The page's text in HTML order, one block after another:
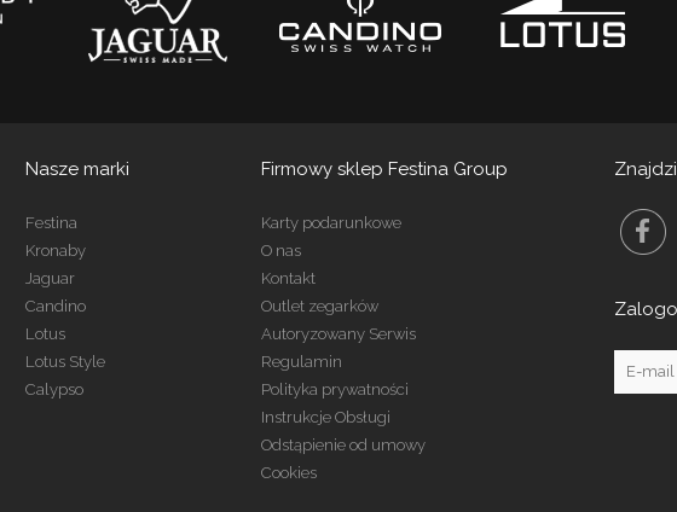
Nasze marki
Festina
Kronaby
Jaguar
Candino
Lotus
Lotus Style
Calypso
Firmowy sklep Festina Group
Karty podarunkowe
O nas
Kontakt
Outlet zegarków
Autoryzowany Serwis
Regulamin
Polityka prywatności
Instrukcje Obsługi
Odstąpienie od umowy
Cookies